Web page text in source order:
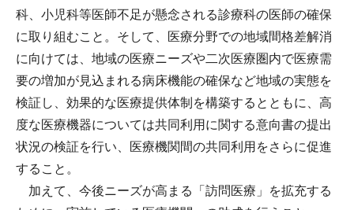
科、小児科等医師不足が懸念される診療科の医師の確保
に取り組むこと。そして、医療分野での地域間格差解消
に向けては、地域の医療ニーズや二次医療圏内で医療需
要の増加が見込まれる病床機能の確保など地域の実態を
検証し、効果的な医療提供体制を構築するとともに、高
度な医療機器については共同利用に関する意向書の提出
状況の検証を行い、医療機関間の共同利用をさらに促進
すること。
加えて、今後ニーズが高まる「訪問医療」を拡充する